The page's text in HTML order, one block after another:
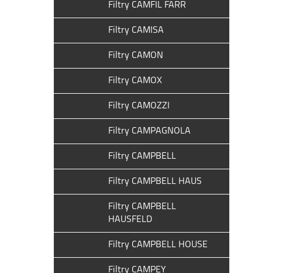
Filtry CAMFIL FARR
Filtry CAMISA
Filtry CAMON
Filtry CAMOX
Filtry CAMOZZI
Filtry CAMPAGNOLA
Filtry CAMPBELL
Filtry CAMPBELL HAUS
Filtry CAMPBELL
HAUSFELD
Filtry CAMPBELL HOUSE
Filtry CAMPEY